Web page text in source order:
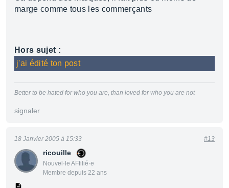
marge comme tous les commerçants
Hors sujet :
j'ai édité ton post
Better to be hated for who you are, than loved for who you are not
signaler
ricouille
Nouvel·le AFfilié·e
Membre depuis 22 ans
18 Janvier 2005 à 15:33 #13